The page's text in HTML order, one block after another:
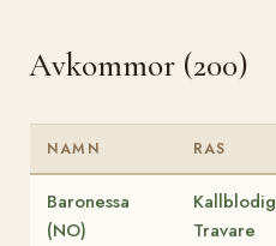
Avkommor (200)
NAMN RAS
Baronessa
(NO)
Kallblodig
Travare